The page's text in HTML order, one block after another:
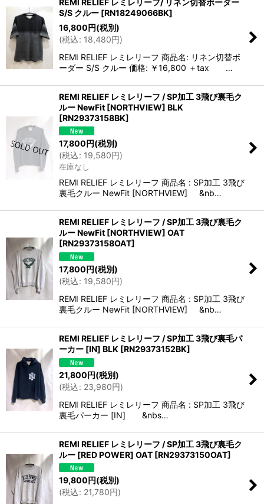
S/S クルー [RN18249066BK]
16,800円(税別)
(税込: 18,480円)
REMI RELIEF レミレリーフ 商品名: リネン切替ボ
ーダー S/S クルー 価格: ￥16,800 ＋tax …
REMI RELIEF レミレリーフ / SP加工 3飛び裏毛ク
ルー NewFit [NORTHVIEW] BLK
[RN29373158BK]
17,800円(税別)
(税込: 19,580円)
在庫なし
REMI RELIEF レミレリーフ 商品名 : SP加工 3飛び
裏毛クルー NewFit [NORTHVIEW] &nb…
REMI RELIEF レミレリーフ / SP加工 3飛び裏毛ク
ルー NewFit [NORTHVIEW] OAT
[RN29373158OAT]
17,800円(税別)
(税込: 19,580円)
REMI RELIEF レミレリーフ 商品名 : SP加工 3飛び
裏毛クルー NewFit [NORTHVIEW] &nb…
REMI RELIEF レミレリーフ / SP加工 3飛び裏毛パ
ーカー [IN] BLK [RN29373152BK]
21,800円(税別)
(税込: 23,980円)
REMI RELIEF レミレリーフ 商品名 : SP加工 3飛び
裏毛パーカー [IN] &nbs…
REMI RELIEF レミレリーフ / SP加工 3飛び裏毛ク
ルー [RED POWER] OAT [RN29373150OAT]
19,800円(税別)
(税込: 21,780円)